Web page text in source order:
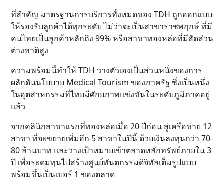
ที่สำคัญ มาตรฐานการบริการทั้งหมดของ TDH ถูกออกแบบ
ให้รองรับลูกค้าได้ทุกระดับ ไม่ว่าจะเป็นสาขาราชพฤกษ์ ที่มี
คนไทยเป็นลูกค้าหลักถึง 99% หรือสาขาทองหล่อที่มีสัดส่วน
ต่างชาติสูง
ความพร้อมนี้ทำให้ TDH วางตัวเองเป็นส่วนหนึ่งของการ
ผลักดันนโยบาย Medical Tourism ของภาครัฐ ซึ่งเป็นหนึ่ง
ในอุตสาหกรรมที่ไทยมีศักยภาพแข่งขันในระดับภูมิภาคอยู่
แล้ว
จากคลินิกสาขาแรกที่ทองหล่อเมื่อ 20 ปีก่อน สู่เครือข่าย 12
สาขา ที่จะขยายเพิ่มอีก 5 สาขาในปีนี้ ด้วยเงินลงทุนกว่า 70-
80 ล้านบาท และวางเป้าหมายเข้าตลาดหลักทรัพย์ภายใน 3
ปี เพื่อระดมทุนไปสร้างศูนย์ทันตกรรมดิจิทัลเต็มรูปแบบ
พร้อมขึ้นเป็นเบอร์ 1 ของตลาด